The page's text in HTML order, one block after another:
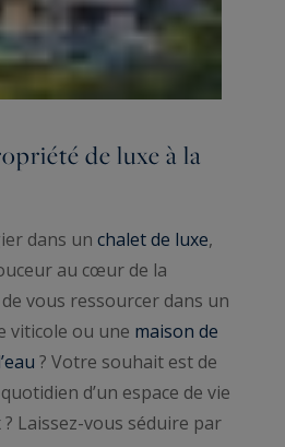
de luxe à la
dans un chalet de luxe,
au cœur de la
vous ressourcer dans un
viticole ou une maison de
? Votre souhait est de
d’un espace de vie
Laissez-vous séduire par